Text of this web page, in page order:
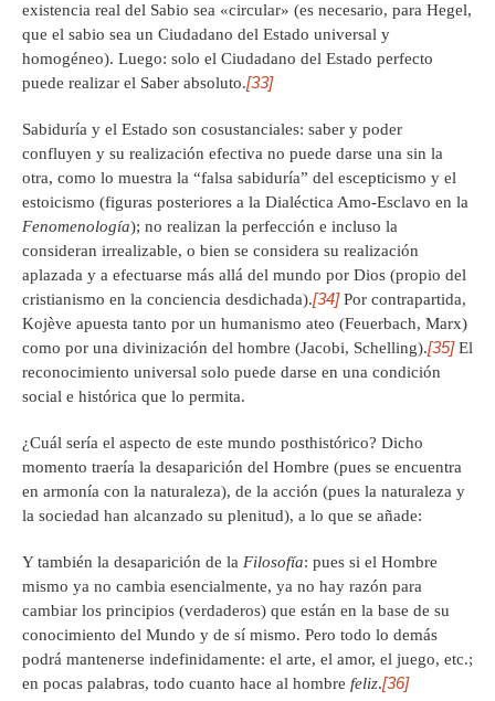
existencia real del Sabio sea «circular» (es necesario, para Hegel,
que el sabio sea un Ciudadano del Estado universal y
homogéneo). Luego: solo el Ciudadano del Estado perfecto
puede realizar el Saber absoluto.[33]
Sabiduría y el Estado son cosustanciales: saber y poder
confluyen y su realización efectiva no puede darse una sin la
otra, como lo muestra la “falsa sabiduría” del escepticismo y el
estoicismo (figuras posteriores a la Dialéctica Amo-Esclavo en la
Fenomenología); no realizan la perfección e incluso la
consideran irrealizable, o bien se considera su realización
aplazada y a efectuarse más allá del mundo por Dios (propio del
cristianismo en la conciencia desdichada).[34]Por contrapartida,
Kojève apuesta tanto por un humanismo ateo (Feuerbach, Marx)
como por una divinización del hombre (Jacobi, Schelling).[35]El
reconocimiento universal solo puede darse en una condición
social e histórica que lo permita.
¿Cuál sería el aspecto de este mundo posthistórico? Dicho
momento traería la desaparición del Hombre (pues se encuentra
en armonía con la naturaleza), de la acción (pues la naturaleza y
la sociedad han alcanzado su plenitud), a lo que se añade:
Y también la desaparición de la Filosofía: pues si el Hombre
mismo ya no cambia esencialmente, ya no hay razón para
cambiar los principios (verdaderos) que están en la base de su
conocimiento del Mundo y de sí mismo. Pero todo lo demás
podrá mantenerse indefinidamente: el arte, el amor, el juego, etc.;
en pocas palabras, todo cuanto hace al hombre feliz.[36]